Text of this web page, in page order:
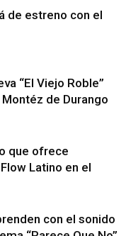
de estreno con el
“El Viejo Roble”
de Durango
que ofrece
Latino en el
con el sonido